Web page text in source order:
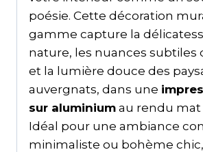
poésie. Cette décoration
gamme capture la
nature, les nuances subtiles
et la lumière douce des
auvergnats, dans une
sur aluminium au rendu mat
Idéal pour une ambiance
minimaliste ou bohème